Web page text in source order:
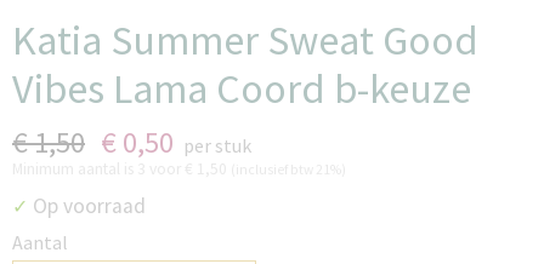
Katia Summer Sweat Good
Vibes Lama Coord b-keuze
€ 1,50 € 0,50 per stuk
✓ Op voorraad
Aantal